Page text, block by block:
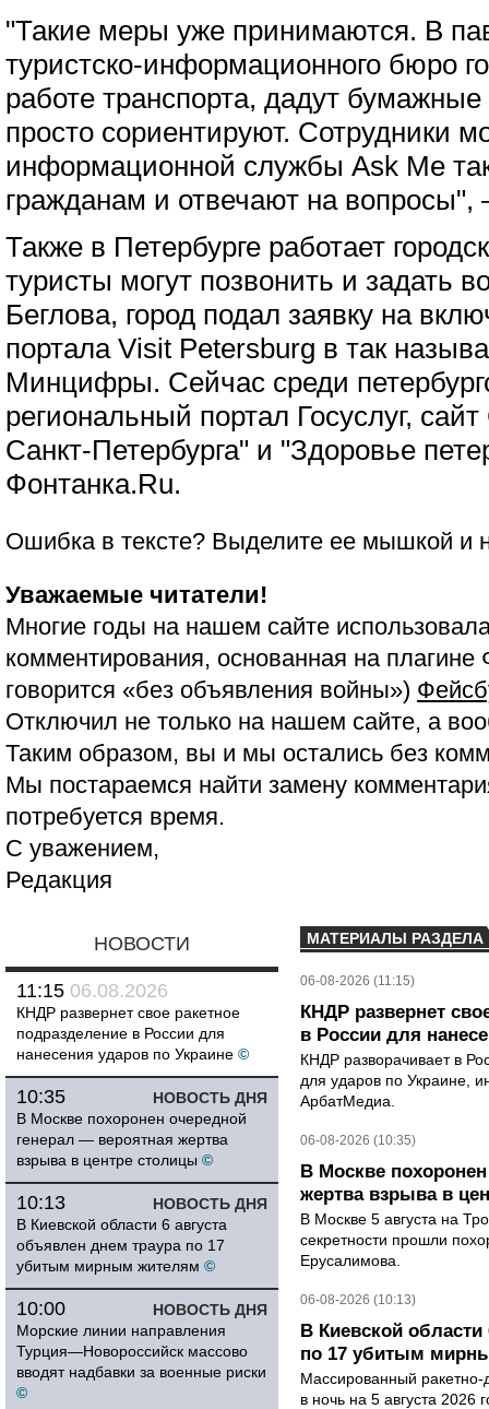
"Такие меры уже принимаются. В
туристско-информационного бюро
работе транспорта, дадут
просто сориентируют. Сотрудники
информационной службы Ask Me
гражданам и отвечают на вопросы",
Также в Петербурге работает
туристы могут позвонить и задать
Беглова, город подал заявку на
портала Visit Petersburg в так
Минцифры. Сейчас среди
региональный портал Госуслуг,
Санкт-Петербурга" и "Здоровье
Фонтанка.Ru.
Ошибка в тексте? Выделите ее мышкой и
Уважаемые читатели!
Многие годы на нашем сайте
комментирования, основанная на
говорится «без объявления войны»)
Отключил не только на нашем сайте, а
Таким образом, вы и мы остались без
Мы постараемся найти замену
потребуется время.
С уважением,
Редакция
НОВОСТИ
11:15 06.08.2026
КНДР развернет свое ракетное
подразделение в России для
нанесения ударов по Украине ©
НОВОСТЬ ДНЯ
10:35
В Москве похоронен очередной
генерал — вероятная жертва
взрыва в центре столицы ©
НОВОСТЬ ДНЯ
10:13
В Киевской области 6 августа
объявлен днем траура по 17
убитым мирным жителям ©
НОВОСТЬ ДНЯ
10:00
Морские линии направления
Турция—Новороссийск массово
вводят надбавки за военные риски
©
МАТЕРИАЛЫ РАЗДЕЛА
06-08-2026 (11:15)
КНДР развернет
в России для
КНДР разворачивает в
для ударов по Украине,
АрбатМедиа.
06-08-2026 (10:35)
В Москве
жертва взрыва в
В Москве 5 августа на
секретности прошли
Ерусалимова.
06-08-2026 (10:13)
В Киевской
по 17 убитым
Массированный ракетно-
в ночь на 5 августа 2026